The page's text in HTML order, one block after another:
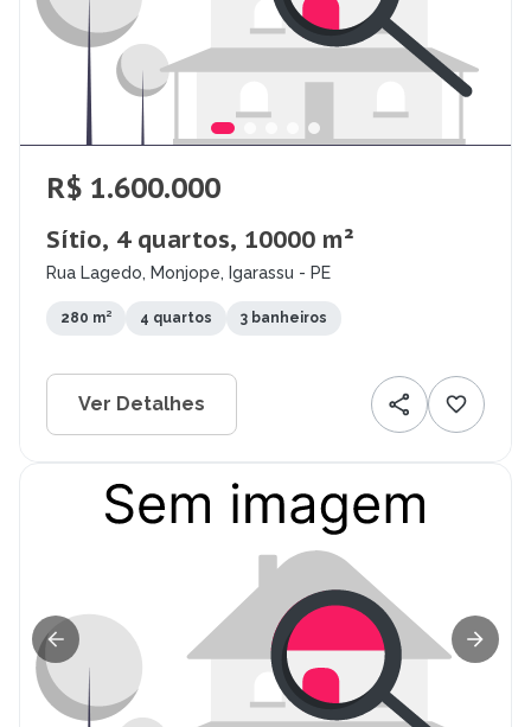
R$ 1.600.000
Sítio, 4 quartos, 10000 m²
Rua Lagedo, Monjope, Igarassu - PE
280 m² 4 quartos 3 banheiros
Ver Detalhes